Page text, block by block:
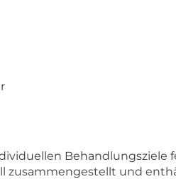
Behandlungsziele
zusammengestellt und